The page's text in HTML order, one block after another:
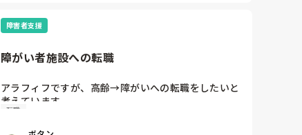
までには入浴終わらせてよっていう暗黙の了解があるの
で、順番はほぼ固定です。個浴も特浴もです。
人数配置から入浴の利用者を決めてます。特浴はメンツ
診で前後します。
個浴では、こだわりがありすぎて時間かかる方と烏の行
水並みの速さの方を組み合わせたりしてます。順番も一
障害者支援
障がい者施設への転職
アラフィフですが、高齢→障がいへの転職をしたいと
考えています。
覚えも悪くなって来てきますが、経験者の方、どう思
転職